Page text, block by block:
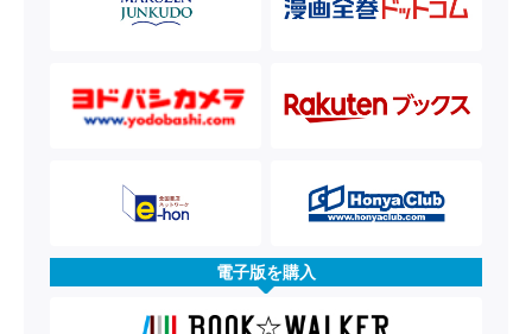
電子版を購入